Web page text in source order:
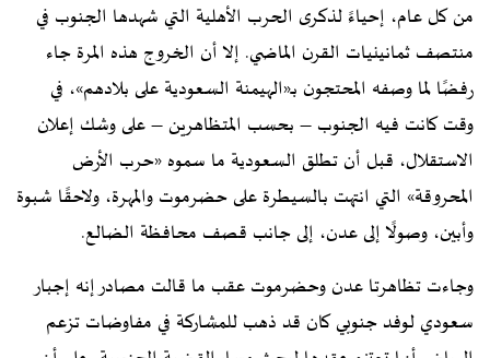
من كل عام، إحياءً لذكرى الحرب الأهلية التي شهدها الجنوب في
منتصف ثمانينيات القرن الماضي. إلا أن الخروج هذه المرة جاء
رفضًا لما وصفه المحتجون بـ«الهيمنة السعودية على بلادهم»، في
وقت كانت فيه الجنوب – بحسب المتظاهرين – على وشك إعلان
الاستقلال، قبل أن تطلق السعودية ما سموه «حرب الأرض
المحروقة» التي انتهت بالسيطرة على حضرموت والمهرة، ولاحقًا شبوة
وأبين، وصولًا إلى عدن، إلى جانب قصف محافظة الضالع.
وجاءت تظاهرتا عدن وحضرموت عقب ما قالت مصادر إنه إجبار
سعودي لوفد جنوبي كان قد ذهب للمشاركة في مفاوضات تزعم